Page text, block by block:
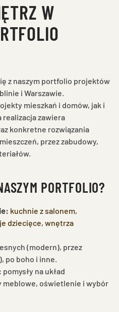
W
z naszym portfolio projektów
i Warszawie.
mieszkań i domów, jak i
zawiera
konkretne rozwiązania
przez zabudowy,
PORTFOLIO?
kuchnie z salonem,
dziecięce, wnętrza
(modern), przez
po boho i inne.
pomysły na układ
meblowe, oświetlenie i wybór